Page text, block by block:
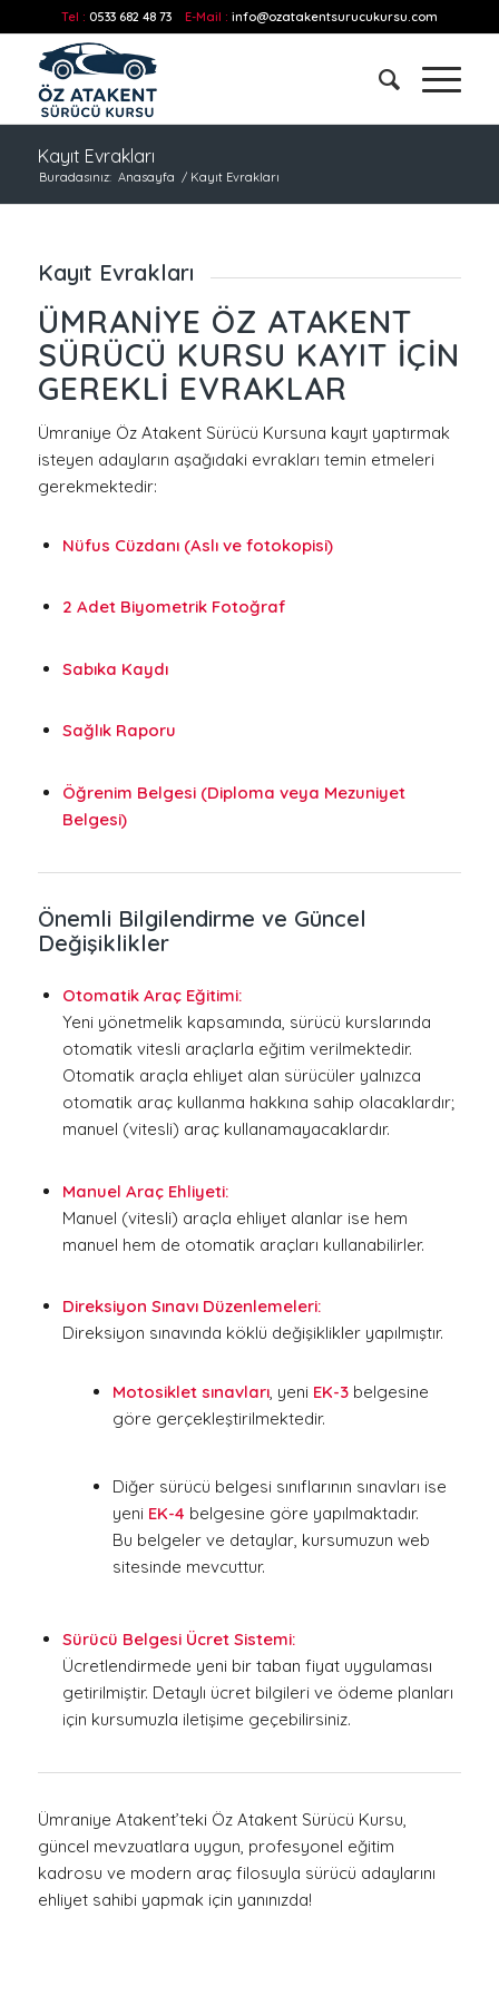
Tel : 0533 682 48 73 E-Mail : info@ozatakentsurucukursu.com
Kayıt Evrakları
Buradasınız: Anasayfa / Kayıt Evrakları
Kayıt Evrakları
ÜMRANIYE ÖZ ATAKENT
SÜRÜCÜ KURSU KAYIT İÇIN
GEREKLI EVRAKLAR
Ümraniye Öz Atakent Sürücü Kursuna kayıt yaptırmak
isteyen adayların aşağıdaki evrakları temin etmeleri
gerekmektedir:
Nüfus Cüzdanı (Aslı ve fotokopisi)
2 Adet Biyometrik Fotoğraf
Sabıka Kaydı
Sağlık Raporu
Öğrenim Belgesi (Diploma veya Mezuniyet
Belgesi)
Önemli Bilgilendirme ve Güncel
Değişiklikler
Otomatik Araç Eğitimi:
Yeni yönetmelik kapsamında, sürücü kurslarında
otomatik vitesli araçlarla eğitim verilmektedir.
Otomatik araçla ehliyet alan sürücüler yalnızca
otomatik araç kullanma hakkına sahip olacaklardır;
manuel (vitesli) araç kullanamayacaklardır.
Manuel Araç Ehliyeti:
Manuel (vitesli) araçla ehliyet alanlar ise hem
manuel hem de otomatik araçları kullanabilirler.
Direksiyon Sınavı Düzenlemeleri:
Direksiyon sınavında köklü değişiklikler yapılmıştır.
Motosiklet sınavları, yeni EK-3belgesine
göre gerçekleştirilmektedir.
Diğer sürücü belgesi sınıflarının sınavları ise
yeni EK-4 belgesine göre yapılmaktadır.
Bu belgeler ve detaylar, kursumuzun web
sitesinde mevcuttur.
Sürücü Belgesi Ücret Sistemi:
Ücretlendirmede yeni bir taban fiyat uygulaması
getirilmiştir. Detaylı ücret bilgileri ve ödeme planları
için kursumuzla iletişime geçebilirsiniz.
Ümraniye Atakent’teki Öz Atakent Sürücü Kursu,
güncel mevzuatlara uygun, profesyonel eğitim
kadrosu ve modern araç filosuyla sürücü adaylarını
ehliyet sahibi yapmak için yanınızda!